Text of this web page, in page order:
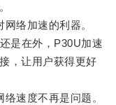
络加速的利器。
是在外，P30U加速
，让用户获得更好
速度不再是问题。